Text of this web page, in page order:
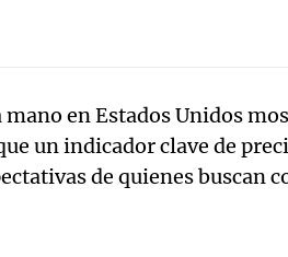
mano en Estados Unidos
un indicador clave de
de quienes buscan